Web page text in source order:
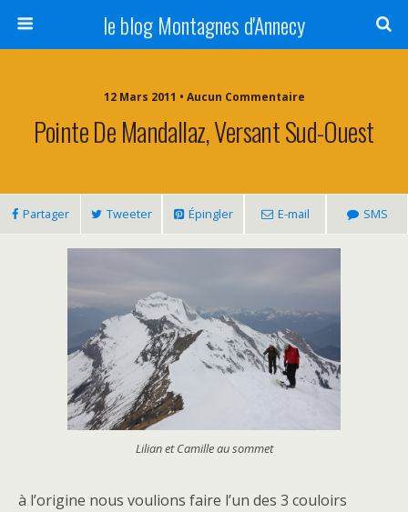
le blog Montagnes d'Annecy
12 Mars 2011 • Aucun Commentaire
Pointe De Mandallaz, Versant Sud-Ouest
Partager Tweeter Épingler E-mail SMS
Lilian et Camille au sommet
à l’origine nous voulions faire l’un des 3 couloirs